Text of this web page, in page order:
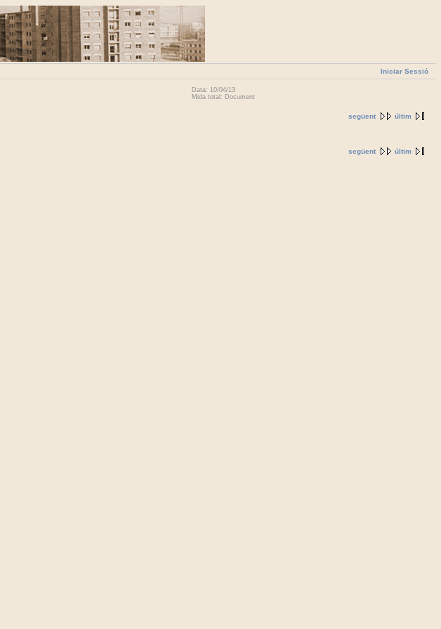
Iniciar Sessió
Data: 10/04/13
Mida total: Document
següent últim
següent últim